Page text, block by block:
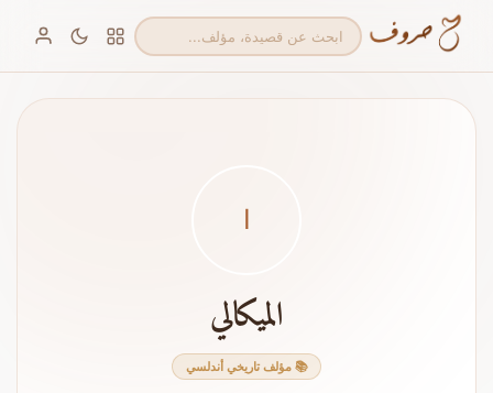
ا
الميكالي
📚 مؤلف تاريخي أندلسي